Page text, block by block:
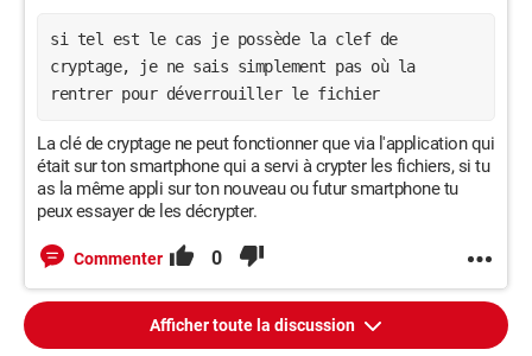
si tel est le cas je possède la clef de
cryptage, je ne sais simplement pas où la
rentrer pour déverrouiller le fichier
La clé de cryptage ne peut fonctionner que via l'application qui
était sur ton smartphone qui a servi à crypter les fichiers, si tu
as la même appli sur ton nouveau ou futur smartphone tu
peux essayer de les décrypter.
Commenter 0
Afficher toute la discussion